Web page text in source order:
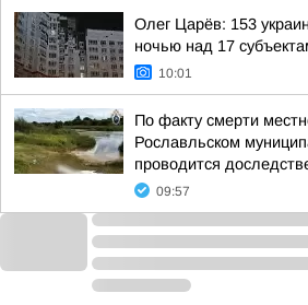
Олег Царёв: 153
ночью над 17
10:01
По факту смерти
Рославльском
проводится
09:57